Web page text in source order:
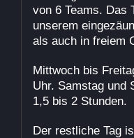
von 6 Teams. Das
unserem
als auch in freiem
Mittwoch bis
Uhr. Samstag und
1,5 bis 2 Stunden.
Der restliche Tag